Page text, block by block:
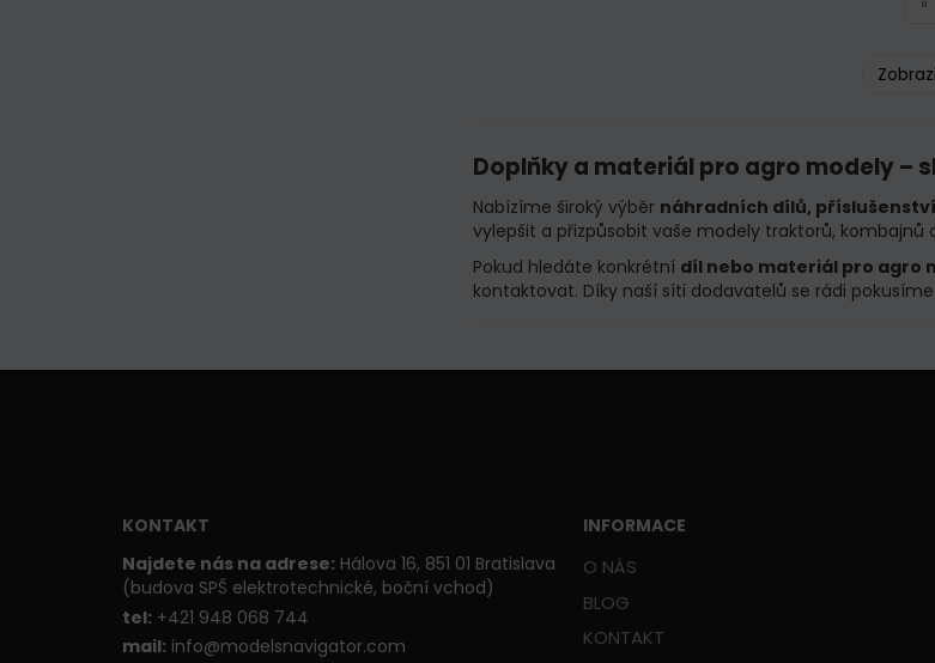
Doplňky a materiál pro agro modely –
Nabízíme široký výběr náhradních dílů,
vylepšit a přizpůsobit vaše modely traktorů, kombajnů
Pokud hledáte konkrétní díl nebo materiál pro agro
kontaktovat. Díky naší síti dodavatelů se rádi
KONTAKT
Najdete nás na adrese: Hálova 16, 851 01 Bratislava
(budova SPŠ elektrotechnické, boční vchod)
tel: +421 948 068 744
mail: info@modelsnavigator.com
INFORMACE
O NÁS
BLOG
KONTAKT